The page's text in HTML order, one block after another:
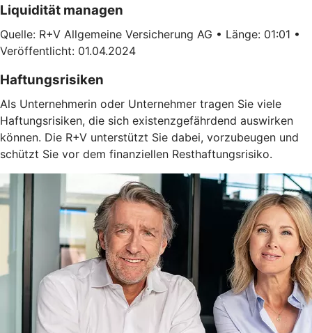
Liquidität managen
Quelle: R+V Allgemeine Versicherung AG • Länge: 01:01 •
Veröffentlicht: 01.04.2024
Haftungsrisiken
Als Unternehmerin oder Unternehmer tragen Sie viele
Haftungsrisiken, die sich existenzgefährdend auswirken
können. Die R+V unterstützt Sie dabei, vorzubeugen und
schützt Sie vor dem finanziellen Resthaftungsrisiko.